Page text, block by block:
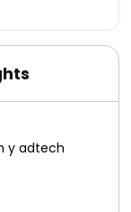
y adtech